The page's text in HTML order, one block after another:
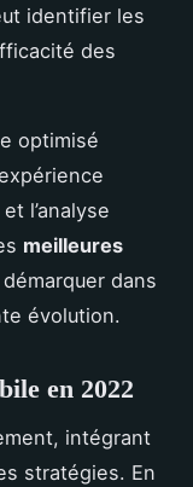
identifier les
des
optimisé
l’analyse
meilleures
dans
évolution.
en 2022
intégrant
stratégies. En